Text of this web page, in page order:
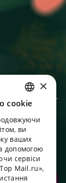
RUSSIAN
ENGLISH
UKRAINIAN
PORTUGUESE
SPANISH
×
cookie
ви
ваших
допомогою
сервіси
Mail.ru»,